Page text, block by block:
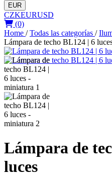
EUR
CZKEURUSD
(0)
Home / Todas las categorías /
Lámpara de techo BL124 | 6
Lámpara de
luces